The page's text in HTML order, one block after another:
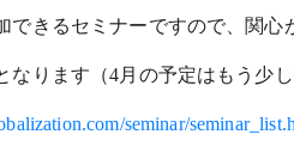
できるセミナーですので、関心
なります（4月の予定はもう少
seminar/